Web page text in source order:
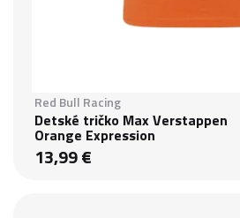
Red Bull Racing
Detské tričko Max Verstappen
Orange Expression
13,99 €